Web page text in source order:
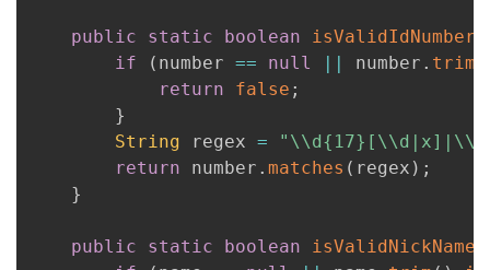
public static boolean isValidIdNumber
if
( number == null || number . trim
return
false ;
}
String regex =
return number . matches ( regex ) ;
}
public static boolean isValidNickName